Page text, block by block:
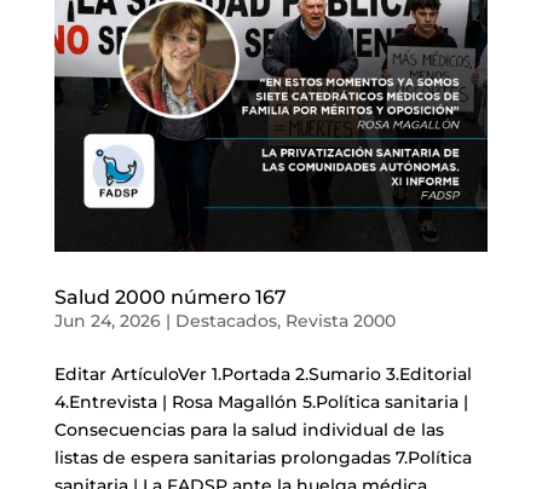
Salud 2000 número 167
Jun 24, 2026| Destacados, Revista 2000
Editar ArtículoVer 1.Portada 2.Sumario 3.Editorial
4.Entrevista | Rosa Magallón 5.Política sanitaria |
Consecuencias para la salud individual de las
listas de espera sanitarias prolongadas 7.Política